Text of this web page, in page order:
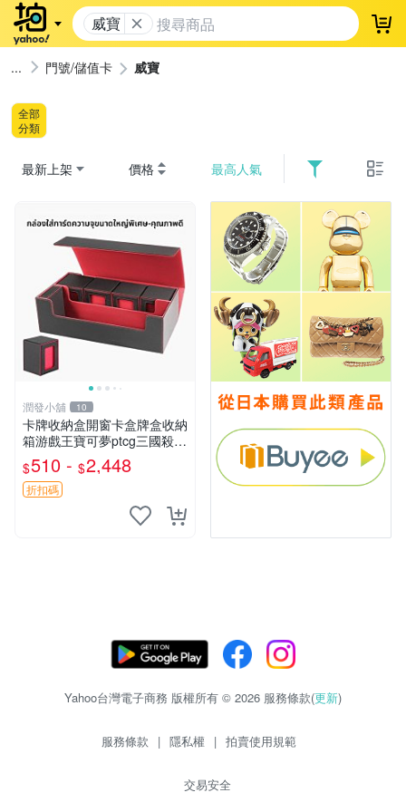
威寶 登
門號/儲值卡 威寶
全部
分類
最新上架 價格 最高人氣
潤發小舖 10
卡牌收納盒開窗卡盒牌盒收納
箱游戲王寶可夢ptcg三國殺海
賊王dtcg
$510 - $2,448
折扣碼
Yahoo台灣電子商務 版權所有 © 2026 服務條款(更新)
服務條款 | 隱私權 | 拍賣使用規範
交易安全